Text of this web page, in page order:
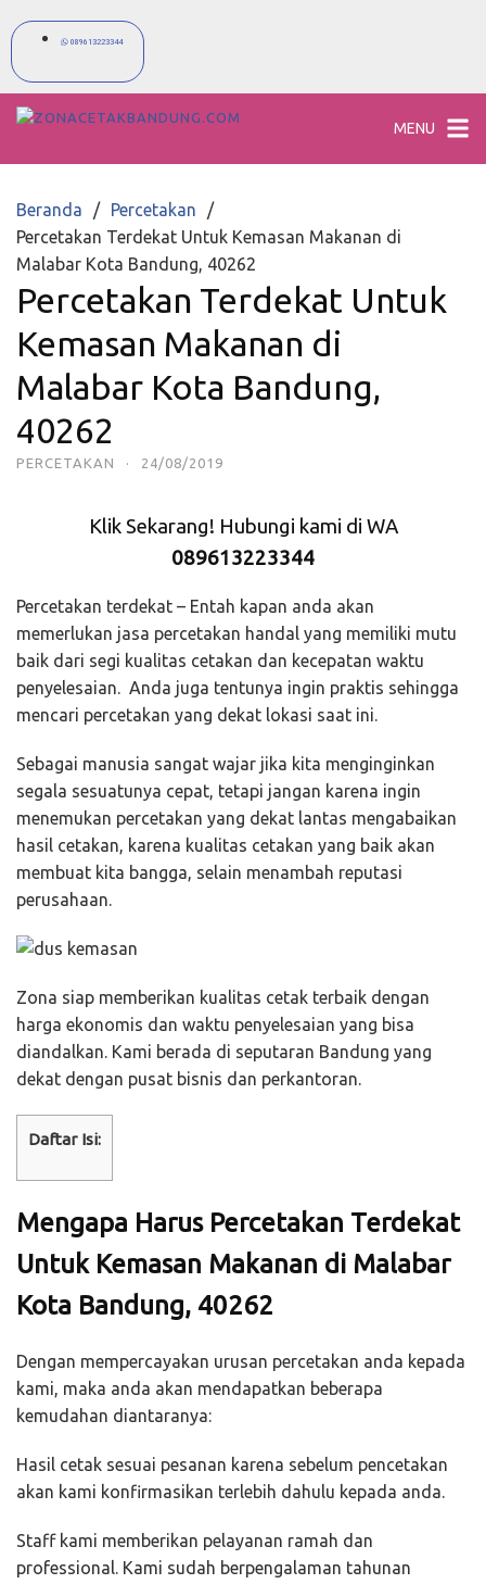
089613223344
MENU
Beranda
Percetakan
Percetakan Terdekat Untuk Kemasan Makanan di
Malabar Kota Bandung, 40262
Percetakan Terdekat Untuk
Kemasan Makanan di
Malabar Kota Bandung,
40262
PERCETAKAN · 24/08/2019
Klik Sekarang! Hubungi kami di WA
089613223344
Percetakan terdekat – Entah kapan anda akan
memerlukan jasa percetakan handal yang memiliki mutu
baik dari segi kualitas cetakan dan kecepatan waktu
penyelesaian. Anda juga tentunya ingin praktis sehingga
mencari percetakan yang dekat lokasi saat ini.
Sebagai manusia sangat wajar jika kita menginginkan
segala sesuatunya cepat, tetapi jangan karena ingin
menemukan percetakan yang dekat lantas mengabaikan
hasil cetakan, karena kualitas cetakan yang baik akan
membuat kita bangga, selain menambah reputasi
perusahaan.
Zona siap memberikan kualitas cetak terbaik dengan
harga ekonomis dan waktu penyelesaian yang bisa
diandalkan. Kami berada di seputaran Bandung yang
dekat dengan pusat bisnis dan perkantoran.
Daftar Isi:
Mengapa Harus Percetakan Terdekat
Untuk Kemasan Makanan di Malabar
Kota Bandung, 40262
Dengan mempercayakan urusan percetakan anda kepada
kami, maka anda akan mendapatkan beberapa
kemudahan diantaranya:
Hasil cetak sesuai pesanan karena sebelum pencetakan
akan kami konfirmasikan terlebih dahulu kepada anda.
Staff kami memberikan pelayanan ramah dan
professional. Kami sudah berpengalaman tahunan